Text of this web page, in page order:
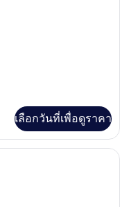
เลือกวันที่เพื่อดูราคา
นระดับพรีเมียม, ผ้านวมขนเ